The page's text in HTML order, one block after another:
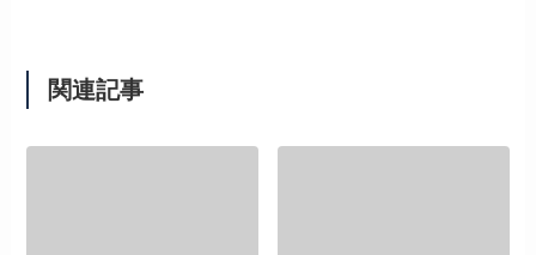
関連記事